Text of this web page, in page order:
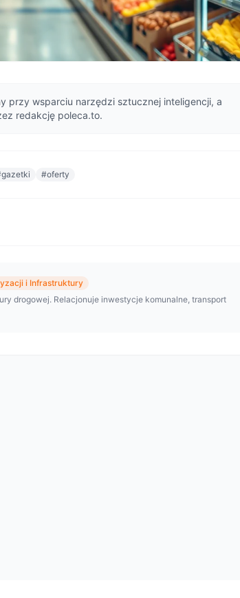
przy wsparciu narzędzi sztucznej inteligencji, a
redakcję poleca.to.
#oferty
i Infrastruktury
drogowej. Relacjonuje inwestycje komunalne, transport